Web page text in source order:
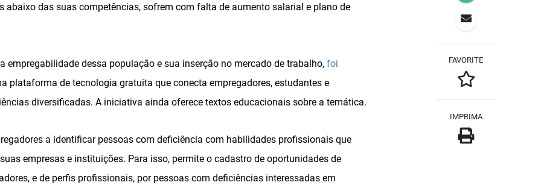
abaixo das suas competências, sofrem com falta de aumento salarial e plano de
empregabilidade dessa população e sua inserção no mercado de trabalho, foi
plataforma de tecnologia gratuita que conecta empregadores, estudantes e
diversificadas. A iniciativa ainda oferece textos educacionais sobre a temática.
a identificar pessoas com deficiência com habilidades profissionais que
empresas e instituições. Para isso, permite o cadastro de oportunidades de
e de perfis profissionais, por pessoas com deficiências interessadas em
FAVORITE
IMPRIMA